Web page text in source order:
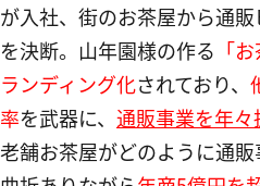
が入社、街のお茶屋から通
を決断。山年園様の作る 「
ランディング化されており、
率を武器に、 通販事業を年々
老舗お茶屋がどのように通